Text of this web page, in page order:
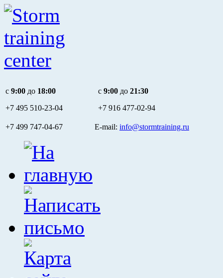
c 9:00 до 18:00
+7 495 510-23-04
c 9:00 до 21:30
+7 916 477-02-94
+7 499 747-04-67 E-mail: info@stormtraining.ru